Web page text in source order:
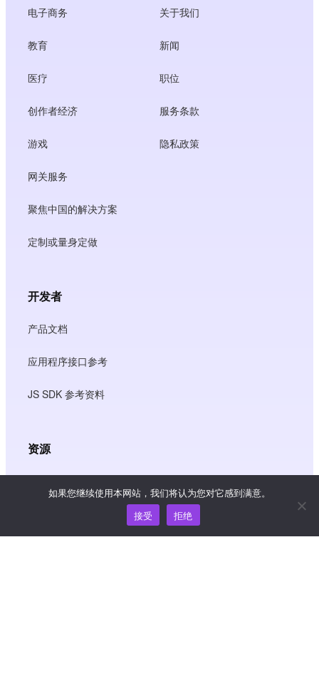
电子商务
教育
医疗
创作者经济
游戏
网关服务
聚焦中国的解决方案
定制或量身定做
关于我们
新闻
职位
服务条款
隐私政策
开发者
产品文档
应用程序接口参考
JS SDK 参考资料
资源
如果您继续使用本网站，我们将认为您对它感到满意。
接受
拒绝